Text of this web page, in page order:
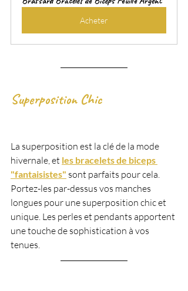
Acheter
Superposition Chic
La superposition est la clé de la mode
hivernale, et les bracelets de biceps
"fantaisistes" sont parfaits pour cela.
Portez-les par-dessus vos manches
longues pour une superposition chic et
unique. Les perles et pendants apportent
une touche de sophistication à vos
tenues.